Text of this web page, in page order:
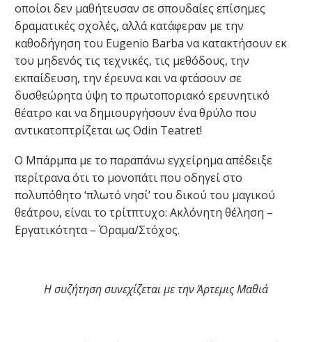
οποίοι δεν μαθήτευσαν σε σπουδαίες επίσημες
δραματικές σχολές, αλλά κατάφεραν με την
καθοδήγηση του Eugenio Barba να κατακτήσουν εκ
του μηδενός τις τεχνικές, τις μεθόδους, την
εκπαίδευση, την έρευνα και να φτάσουν σε
δυσθεώρητα ύψη το πρωτοποριακό ερευνητικό
θέατρο και να δημιουργήσουν ένα θρύλο που
αντικατοπτρίζεται ως Odin Teatret!
Ο Μπάρμπα με το παραπάνω εγχείρημα απέδειξε
περίτρανα ότι το μονοπάτι που οδηγεί στο
πολυπόθητο ‘πλωτό νησί’ του δικού του μαγικού
θεάτρου, είναι το τρίτπτυχο: Ακλόνητη θέληση –
Εργατικότητα – Όραμα/Στόχος.
Η συζήτηση συνεχίζεται με την Άρτεμις Μαθιά